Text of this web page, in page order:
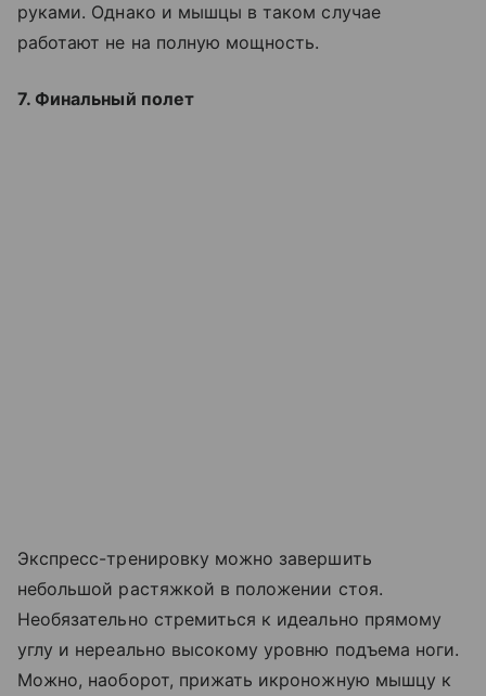
руками. Однако и мышцы в таком случае
работают не на полную мощность.
7. Финальный полет
Экспресс-тренировку можно завершить
небольшой растяжкой в положении стоя.
Необязательно стремиться к идеально прямому
углу и нереально высокому уровню подъема ноги.
Можно, наоборот, прижать икроножную мышцу к